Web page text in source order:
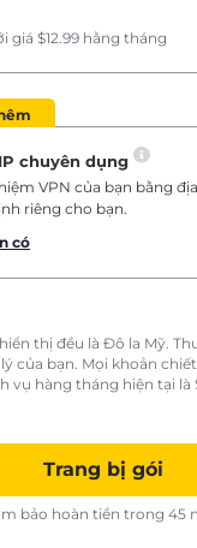
giá $12.99 hằng tháng
chuyên dụng
VPN của bạn bằng địa
riêng cho bạn.
có
thị đều là Đô la Mỹ.
của bạn. Mọi khoản
vụ hàng tháng hiện tại là
Trang bị gói
bảo hoàn tiền trong 45